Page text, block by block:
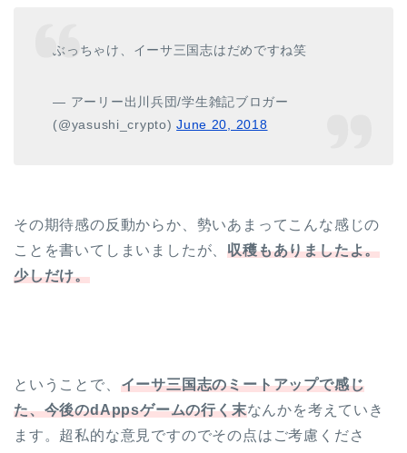
ぶっちゃけ、イーサ三国志はだめですね笑
— アーリー出川兵団/学生雑記ブロガー
(@yasushi_crypto)June 20, 2018
その期待感の反動からか、勢いあまってこんな感じの
ことを書いてしまいましたが、収穫もありましたよ。
少しだけ。
ということで、 イーサ三国志のミートアップで感じ
た、今後のdAppsゲームの行く末なんかを考えていき
ます。超私的な意見ですのでその点はご考慮くださ